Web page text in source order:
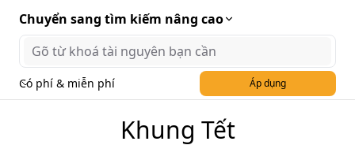
Chuyển sang tìm kiếm nâng cao
Có phí & miễn phí Áp dụng
Khung Tết